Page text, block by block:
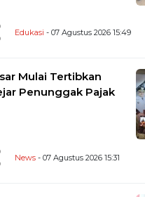
Edukasi - 07 Agustus 2026 15:49
Mulai Tertibkan
Penunggak Pajak
News - 07 Agustus 2026 15:31